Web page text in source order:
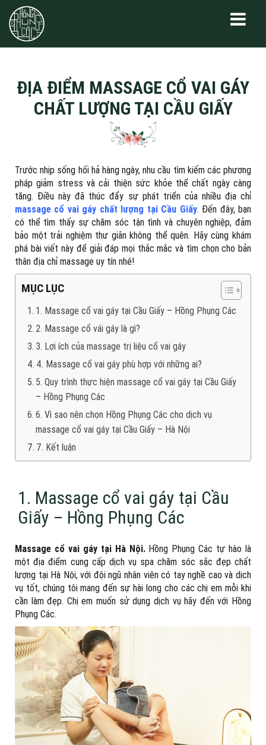
ĐỊA ĐIỂM MASSAGE CỔ VAI GÁY
CHẤT LƯỢNG TẠI CẦU GIẤY
Trước nhịp sống hối hả hàng ngày, nhu cầu tìm kiếm các phương
pháp giảm stress và cải thiện sức khỏe thể chất ngày càng
tăng. Điều này đã thúc đẩy sự phát triển của nhiều địa chỉ
massage cổ vai gáy chất lượng tại Cầu Giấy. Đến đây, bạn
có thể tìm thấy sự chăm sóc tận tình và chuyên nghiệp, đảm
bảo một trải nghiệm thư giãn không thể quên. Hãy cùng khám
phá bài viết này để giải đáp mọi thắc mắc và tìm chọn cho bản
thân địa chỉ massage uy tín nhé!
MỤC LỤC
1. Massage cổ vai gáy tại Cầu Giấy – Hồng Phụng Các
2. Massage cổ vái gáy là gì?
3. Lợi ích của massage trị liệu cổ vai gáy
4. Massage cổ vai gáy phù hợp với những ai?
5. Quy trình thực hiện massage cổ vai gáy tại Cầu Giấy
– Hồng Phụng Các
6. Vì sao nên chọn Hồng Phụng Các cho dịch vụ
massage cổ vai gáy tại Cầu Giấy – Hà Nội
7. Kết luận
1. Massage cổ vai gáy tại Cầu
Giấy – Hồng Phụng Các
Massage cổ vai gáy tại Hà Nội.Hồng Phụng Các tự hào là
một địa điểm cung cấp dịch vụ spa chăm sóc sắc đẹp chất
lượng tại Hà Nội, với đội ngũ nhân viên có tay nghề cao và dịch
vụ tốt, chúng tôi mang đến sự hài long cho các chị em mỗi khi
cần làm đẹp. Chị em muốn sử dụng dịch vụ hãy đến với Hồng
Phụng Các.